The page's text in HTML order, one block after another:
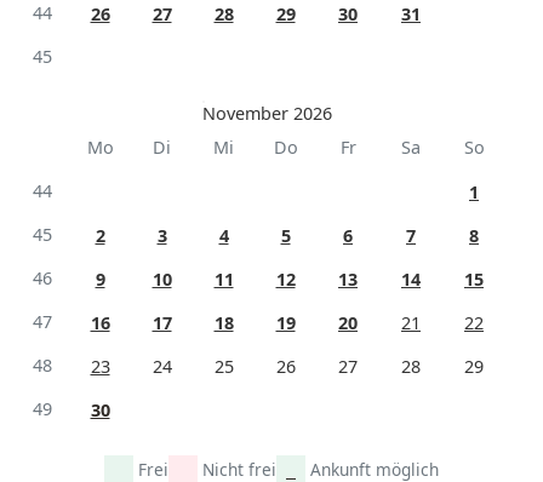
44
26 27 28 29 30
31
45
November 2026
Mo
Di Mi Do Fr Sa
So
44
1
45
2 3 4 5 6 7
8
46
9 10 11 12 13 14
15
47
16 17 18 19 20 21
22
48
23 24 25 26 27 28
29
49
30
Frei Nicht frei Ankunft möglich